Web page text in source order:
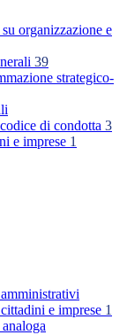
organizzazione e
39
strategico-
di condotta 3
e imprese 1
e imprese 1